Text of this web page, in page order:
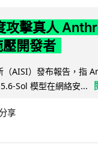
攻擊真人
開發者
（AISI）發布報告，指
Sol 模型在網絡安...
享